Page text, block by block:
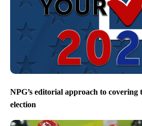
NPG’s editorial approach to covering
election